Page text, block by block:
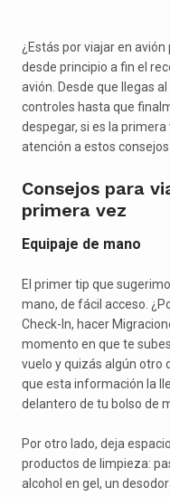
¿Estás por viajar en
desde principio a fin el
avión. Desde que llegas
controles hasta que
despegar, si es la
atención a estos
Consejos para
primera vez
Equipaje de mano
El primer tip que
mano, de fácil acceso.
Check-In, hacer
momento en que te
vuelo y quizás algún otro
que esta información la
delantero de tu bolso de
Por otro lado, deja
productos de limpieza:
alcohol en gel, un